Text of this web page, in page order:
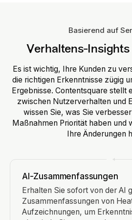
Basierend auf
Verhaltens-
Es ist wichtig, Ihre Kunden zu
die richtigen Erkenntnisse zügig
Ergebnisse. Contentsquare stellt
zwischen Nutzerverhalten und
wissen Sie, was Sie
Maßnahmen Priorität haben und
Ihre Änderungen
AI-Zusammenfassungen
Erhalten Sie sofort von der AI
Zusammenfassungen von
Aufzeichnungen, um